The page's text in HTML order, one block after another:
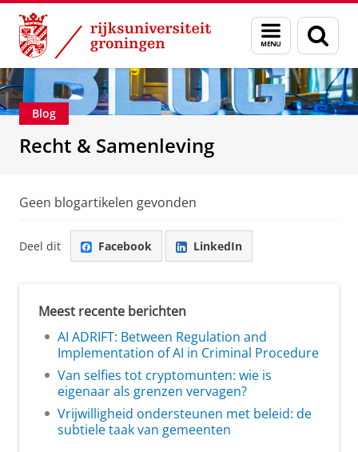
Skip
Content
Skip
Navigation
Menu
en
zoeken
Over ons Recht & Samenleving
Blog
Recht & Samenleving
Geen blogartikelen gevonden
Deel dit Facebook LinkedIn
Meest recente berichten
AI ADRIFT: Between Regulation and
Implementation of AI in Criminal Procedure
Van selfies tot cryptomunten: wie is
eigenaar als grenzen vervagen?
Vrijwilligheid ondersteunen met beleid: de
subtiele taak van gemeenten